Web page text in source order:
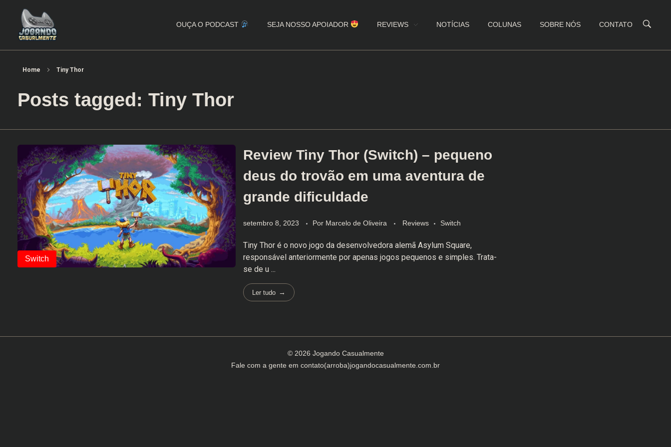
OUÇA O PODCAST SEJA NOSSO APOIADOR REVIEWS NOTÍCIAS COLUNAS SOBRE NÓS CONTATO
Home Tiny Thor
Posts tagged: Tiny Thor
Review Tiny Thor (Switch) – pequeno
deus do trovão em uma aventura de
grande dificuldade
setembro 8, 2023 Por Marcelo de Oliveira Reviews Switch
Tiny Thor é o novo jogo da desenvolvedora alemã Asylum Square,
responsável anteriormente por apenas jogos pequenos e simples. Trata-
se de u ...
Ler tudo
© 2026 Jogando Casualmente
Fale com a gente em contato(arroba)jogandocasualmente.com.br